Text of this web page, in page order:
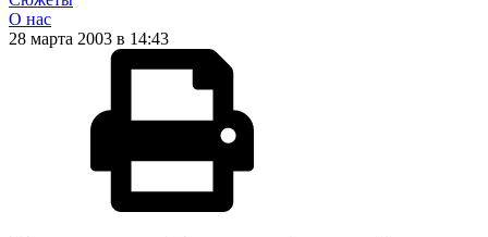
О нас
28 марта 2003 в 14:43